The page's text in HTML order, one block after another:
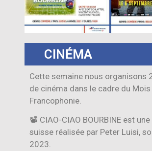
CINÉMA
Cette semaine nous organisons
de cinéma dans le cadre du Mois
Francophonie.
📽 CIAO-CIAO BOURBINE est
suisse réalisée par Peter Luisi,
2023.